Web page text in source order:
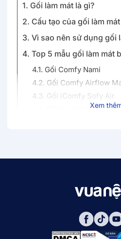
1. Gối làm mát là gì?
2. Cấu tạo của gối làm mát
3. Vì sao nên sử dụng gối
4. Top 5 mẫu gối làm mát
4.1. Gối Comfy Nami
4.2. Gối Comfy Airflow
4.3. Gối iComfy Sofy Air
4.4. Gối Aeroflow iCool
7. Mua gối nằm mát ở đâu
8. Câu hỏi thường gặp về
8.1. Gối làm mát có phù
vai gáy không?
Xem